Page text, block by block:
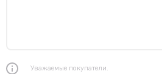
Уважаемые покупатели.